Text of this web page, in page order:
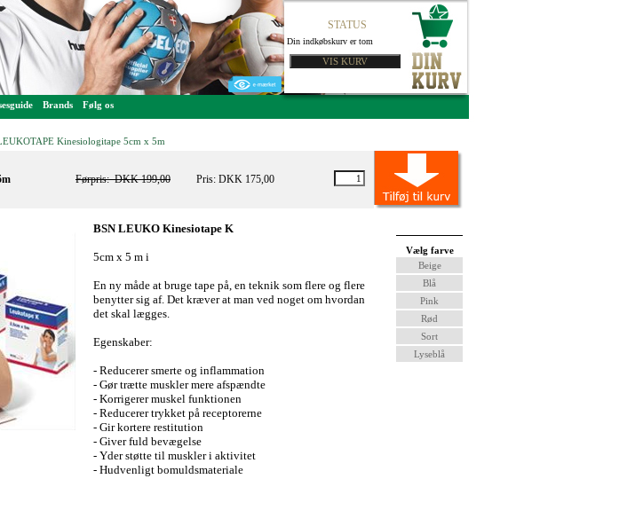
STATUS
Din indkøbskurv er tom
Brands Følg os
Kinesiologitape 5cm x 5m
Førpris:DKK 199,00 Pris: DKK 175,00
BSN LEUKO Kinesiotape K
5cm x 5 m i
En ny måde at bruge tape på, en teknik som flere og flere
benytter sig af. Det kræver at man ved noget om hvordan
det skal lægges.
Egenskaber:
- Reducerer smerte og inflammation
- Gør trætte muskler mere afspændte
- Korrigerer muskel funktionen
- Reducerer trykket på receptorerne
- Gir kortere restitution
- Giver fuld bevægelse
- Yder støtte til muskler i aktivitet
- Hudvenligt bomuldsmateriale
Vælg farve
Beige
Blå
Pink
Rød
Sort
Lyseblå